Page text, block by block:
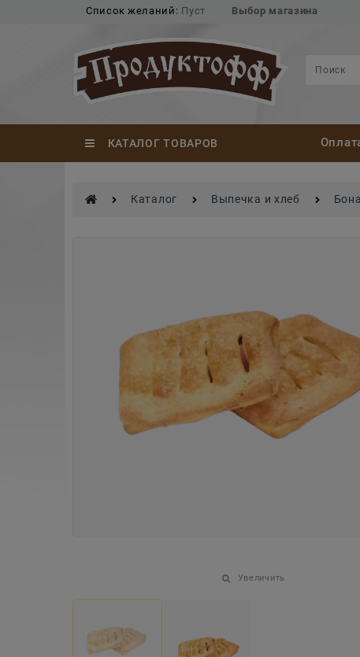
Список желаний: Пуст Выбор магазина
КАТАЛОГ ТОВАРОВ
Каталог Выпечка и хлеб
Увеличить